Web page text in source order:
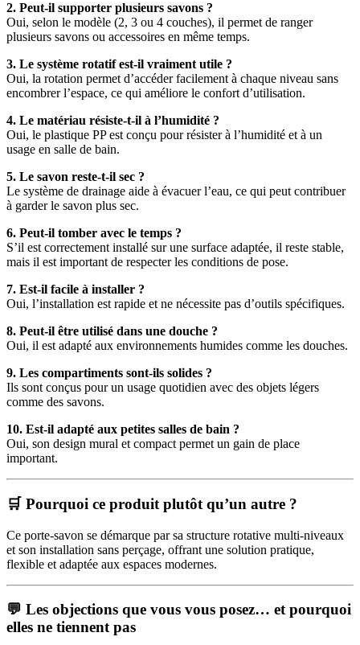
2. Peut-il supporter plusieurs savons ?
Oui, selon le modèle (2, 3 ou 4 couches), il permet de ranger
plusieurs savons ou accessoires en même temps.
3. Le système rotatif est-il vraiment utile ?
Oui, la rotation permet d’accéder facilement à chaque niveau sans
encombrer l’espace, ce qui améliore le confort d’utilisation.
4. Le matériau résiste-t-il à l’humidité ?
Oui, le plastique PP est conçu pour résister à l’humidité et à un
usage en salle de bain.
5. Le savon reste-t-il sec ?
Le système de drainage aide à évacuer l’eau, ce qui peut contribuer
à garder le savon plus sec.
6. Peut-il tomber avec le temps ?
S’il est correctement installé sur une surface adaptée, il reste stable,
mais il est important de respecter les conditions de pose.
7. Est-il facile à installer ?
Oui, l’installation est rapide et ne nécessite pas d’outils spécifiques.
8. Peut-il être utilisé dans une douche ?
Oui, il est adapté aux environnements humides comme les douches.
9. Les compartiments sont-ils solides ?
Ils sont conçus pour un usage quotidien avec des objets légers
comme des savons.
10. Est-il adapté aux petites salles de bain ?
Oui, son design mural et compact permet un gain de place
important.
🛒 Pourquoi ce produit plutôt qu’un autre ?
Ce porte-savon se démarque par sa structure rotative multi-niveaux
et son installation sans perçage, offrant une solution pratique,
flexible et adaptée aux espaces modernes.
💬 Les objections que vous vous posez… et pourquoi
elles ne tiennent pas